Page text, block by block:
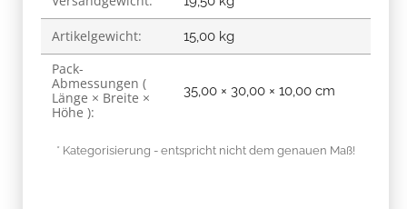
Artikelgewicht: 15,00 kg
Pack-
Abmessungen (
Länge × Breite ×
Höhe ):
35,00 × 30,00 × 10,00 cm
* Kategorisierung - entspricht nicht dem genauen Maß!